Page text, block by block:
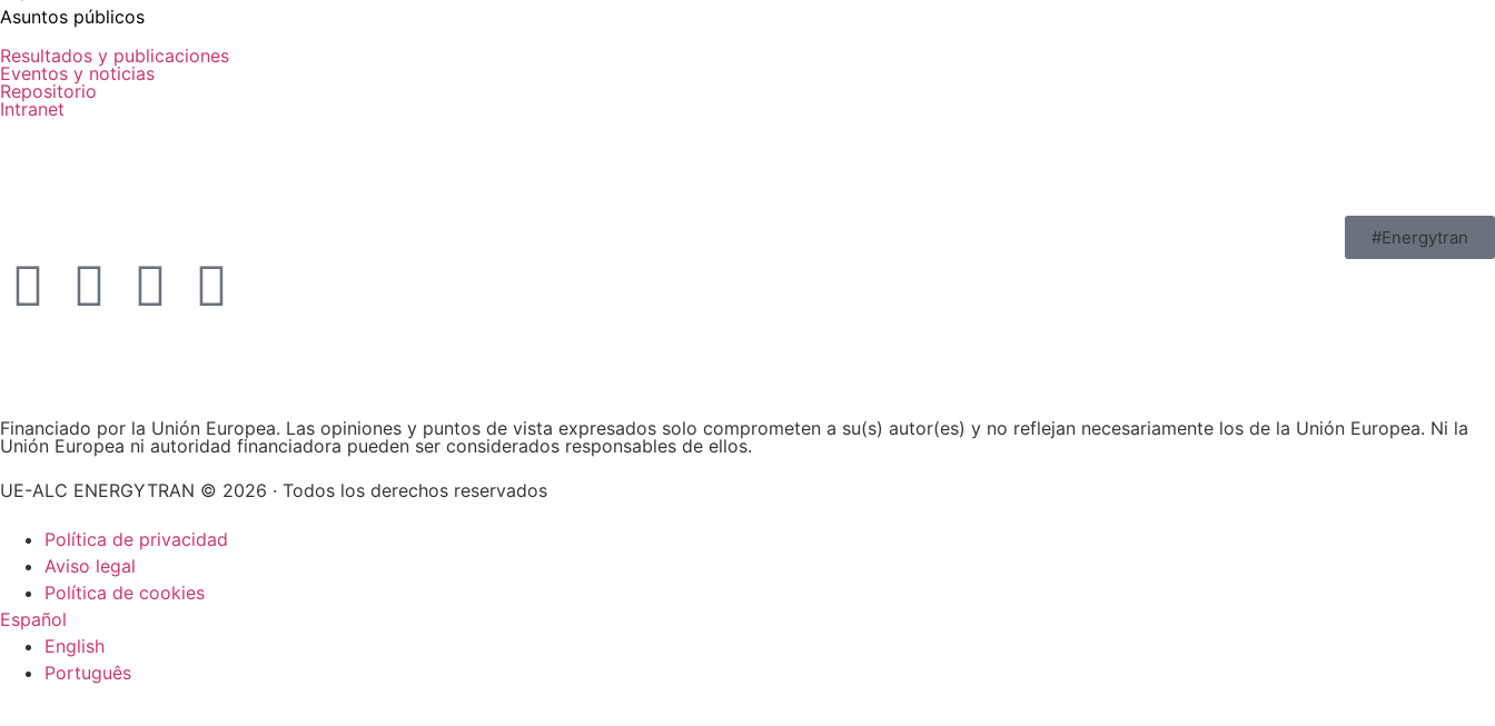
Asuntos públicos
Resultados y publicaciones
Eventos y noticias
Repositorio
Intranet
#Energytran
Financiado por la Unión Europea. Las opiniones y puntos de vista expresados solo comprometen a su(s) autor(es) y no reflejan necesariamente los de la Unión Europea. Ni la
Unión Europea ni autoridad financiadora pueden ser considerados responsables de ellos.
UE-ALC ENERGYTRAN © 2026 · Todos los derechos reservados
Política de privacidad
Aviso legal
Política de cookies
Español
English
Português